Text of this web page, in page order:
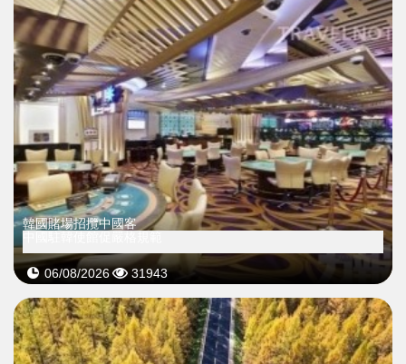
韓國賭場招攬中國客
06/08/2026 31943